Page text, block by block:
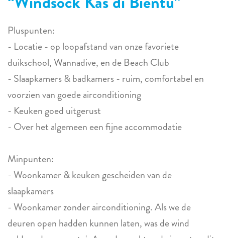
Pluspunten:
- Locatie - op loopafstand van onze favoriete
duikschool, Wannadive, en de Beach Club
- Slaapkamers & badkamers - ruim, comfortabel en
voorzien van goede airconditioning
- Keuken goed uitgerust
- Over het algemeen een fijne accommodatie
Minpunten:
- Woonkamer & keuken gescheiden van de
slaapkamers
- Woonkamer zonder airconditioning. Als we de
deuren open hadden kunnen laten, was de wind